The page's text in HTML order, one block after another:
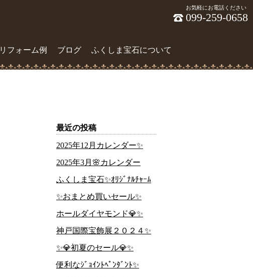
リフォーム例 ブログ ふくしま宝石について
お気軽にお電話ください
099-259-0658
最近の投稿
2025年12月カレンダー✨
2025年3月🌸カレンダー
ふくしま宝石✨ｵﾘｼﾞﾅﾙﾁｬｰﾑ
✨おまとめ買いセール✨
ホールダイヤモンド💎✨
神戸国際宝飾展２０２４✨
✨💎初夏のセール💎✨
便利なｼﾞｮｲﾝﾄﾍﾟﾝﾀﾞﾝﾄ✨